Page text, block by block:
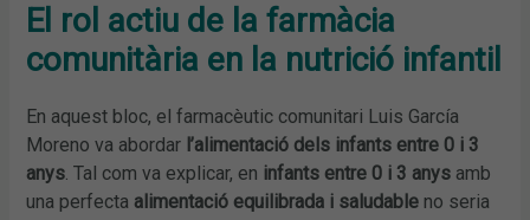
El rol actiu de la farmàcia
comunitària en la nutrició infantil
En aquest bloc, el farmacèutic comunitari Luis García
Moreno va abordar l’alimentació dels infants entre 0 i 3
anys. Tal com va explicar, en infants entre 0 i 3 anys amb
una perfecta alimentació equilibrada i saludable no seria